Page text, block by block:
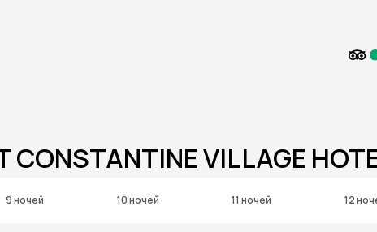
VILLAGE
9 ночей 10 ночей 11 ночей 12